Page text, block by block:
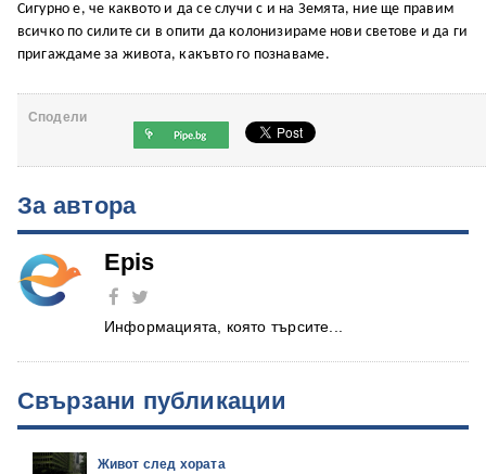
Сигурно е, че каквото и да се случи с и на Земята, ние ще правим
всичко по силите си в опити да колонизираме нови светове и да ги
пригаждаме за живота, какъвто го познаваме.
Сподели
За автора
Epis
Информацията, която търсите...
Свързани публикации
Живот след хората